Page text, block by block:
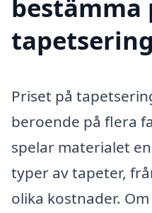
bestämma
Priset på
beroende på flera
spelar materialet
typer av tapeter,
olika kostnader.